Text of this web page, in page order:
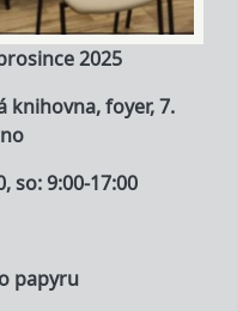
2025
knihovna, foyer, 7.
so: 9:00-17:00
papyru